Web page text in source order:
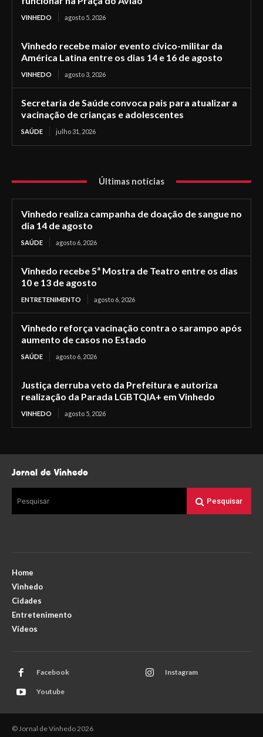
VINHEDO agosto 5, 2026
Vinhedo recebe maior evento cívico-militar da
América Latina entre os dias 14 e 16 de agosto
VINHEDO agosto 3, 2026
Secretaria de Saúde convoca pais para atualizar a
vacinação de crianças e adolescentes
SAÚDE julho 31, 2026
Últimas notícias
Vinhedo realiza campanha de doação de sangue no
dia 14 de agosto
SAÚDE agosto 6, 2026
Vinhedo recebe 5ª Mostra de Teatro entre os dias
10 e 13 de agosto
ENTRETENIMENTO agosto 6, 2026
Vinhedo reforça vacinação contra o sarampo após
aumento de casos no Estado
SAÚDE agosto 6, 2026
Justiça derruba veto da Prefeitura e autoriza
realização da Parada LGBTQIA+ em Vinhedo
VINHEDO agosto 5, 2026
Jornal de Vinhedo
Pesquisar Pesquisar
Home
Vinhedo
Cidades
Entretenimento
Vídeos
Facebook Instagram
Youtube
© Jornal de Vinhedo 2026